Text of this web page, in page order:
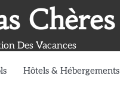
Chères
Des Vacances
Hôtels & Hébergements